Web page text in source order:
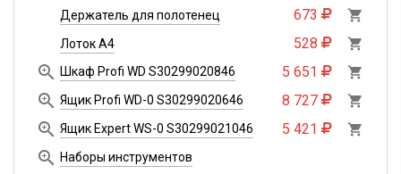
Держатель для полотенец 673 
Лоток А4 528 
 Шкаф Profi WD S30299020846 5 651 
 Ящик Profi WD-0 S30299020646 8 727 
 Ящик Expert WS-0 S30299021046 5 421 
 Наборы инструментов